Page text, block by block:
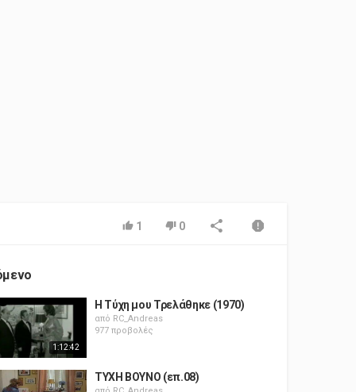
1 0
1:12:42
Η Τύχη μου Τρελάθηκε (1970)
από RC_Andreas
977 προβολές
ΤΥΧΗ ΒΟΥΝΟ (επ.08)